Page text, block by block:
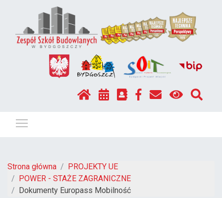
Strona główna
PROJEKTY UE
POWER - STAŻE ZAGRANICZNE
Dokumenty Europass Mobilność